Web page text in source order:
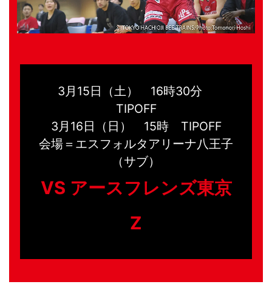
3月15日（土） 16時30分
TIPOFF
3月16日（日） 15時 TIPOFF
会場＝エスフォルタアリーナ八王子
（サブ）
VS アースフレンズ東京
Z